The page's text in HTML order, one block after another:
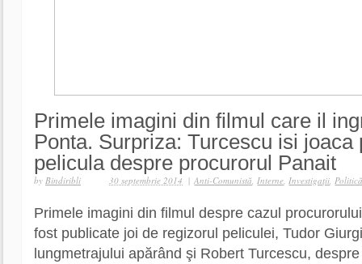
Primele imagini din filmul care il
Ponta. Surpriza: Turcescu isi joaca
pelicula despre procurorul Panait
by Bindiribli | Anti-Comunistă,Interne,Investigaţii,
30 septembrie 2014
Primele imagini din filmul despre cazul
fost publicate joi de regizorul peliculei, Tudor
lungmetrajului apărând şi Robert Turcescu,